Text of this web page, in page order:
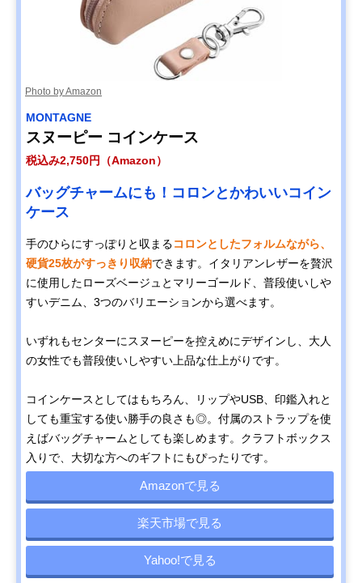
Photo by Amazon
MONTAGNE
スヌーピー コインケース
税込み2,750円（Amazon）
バッグチャームにも！コロンとかわいいコイン
ケース
手のひらにすっぽりと収まるコロンとしたフォルムながら、
硬貨25枚がすっきり収納できます。イタリアンレザーを贅沢
に使用したローズベージュとマリーゴールド、普段使いしや
すいデニム、3つのバリエーションから選べます。
いずれもセンターにスヌーピーを控えめにデザインし、大人
の女性でも普段使いしやすい上品な仕上がりです。
コインケースとしてはもちろん、リップやUSB、印鑑入れと
しても重宝する使い勝手の良さも◎。付属のストラップを使
えばバッグチャームとしても楽しめます。クラフトボックス
入りで、大切な方へのギフトにもぴったりです。
Amazonで見る
楽天市場で見る
Yahoo!で見る